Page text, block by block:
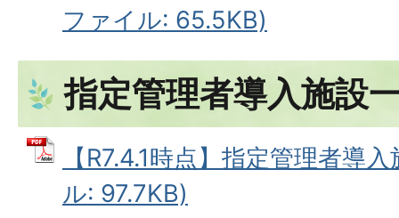
ファイル: 65.5KB)
指定管理者導入施設
【R7.4.1時点】指定管理者導
ル: 97.7KB)